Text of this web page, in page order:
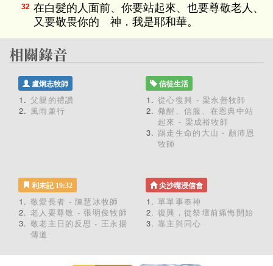
32 在白髮的人面前、你要站起來、也要尊敬老人、
又要敬畏你的 神．我是耶和華。
盧炯志牧師
父親的禮讚
風雨兼行
信徒生活
從心復興 - 梁永善牧師
儆醒、信服、在恩典中站
起來 - 梁成裕牧師
踢走生命的大山 - 顏沛恩
牧師
利未記 19:32
敬愛長者 - 陳慧冰牧師
老人要尊敬 - 張明俊牧師
敬老主日的反思 - 王永揚
傳道
尖沙嘴浸信會
單單事奉神
復興，從祭壇前痛悔開始
靠主與同心